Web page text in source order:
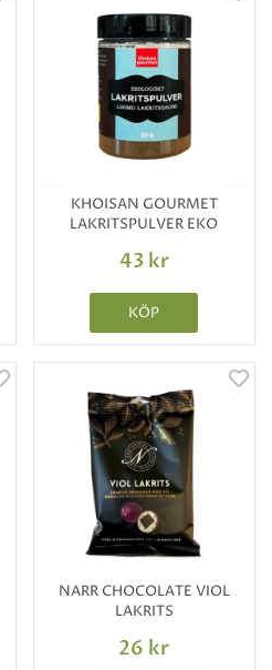
KHOISAN GOURMET
LAKRITSPULVER EKO
43 kr
KÖP
NARR CHOCOLATE VIOL
LAKRITS
26 kr